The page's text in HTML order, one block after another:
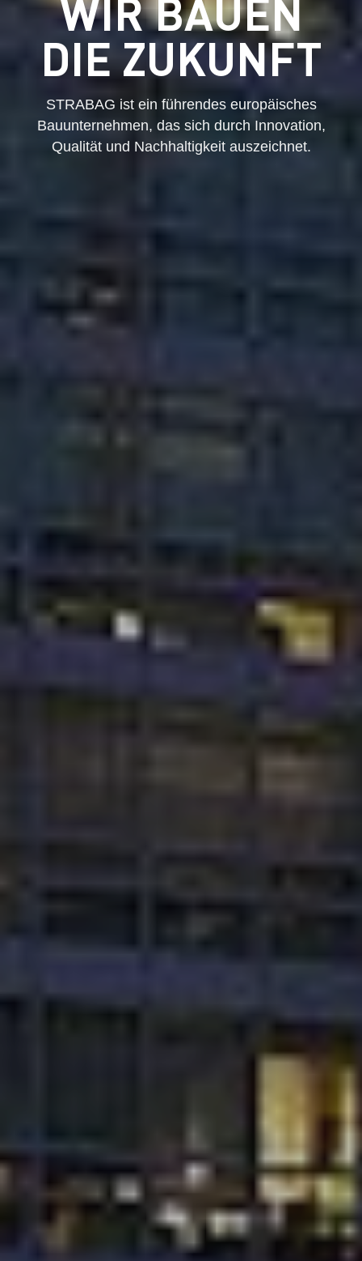
WIR BAUEN
DIE ZUKUNFT
STRABAG ist ein führendes europäisches
Bauunternehmen, das sich durch Innovation,
Qualität und Nachhaltigkeit auszeichnet.